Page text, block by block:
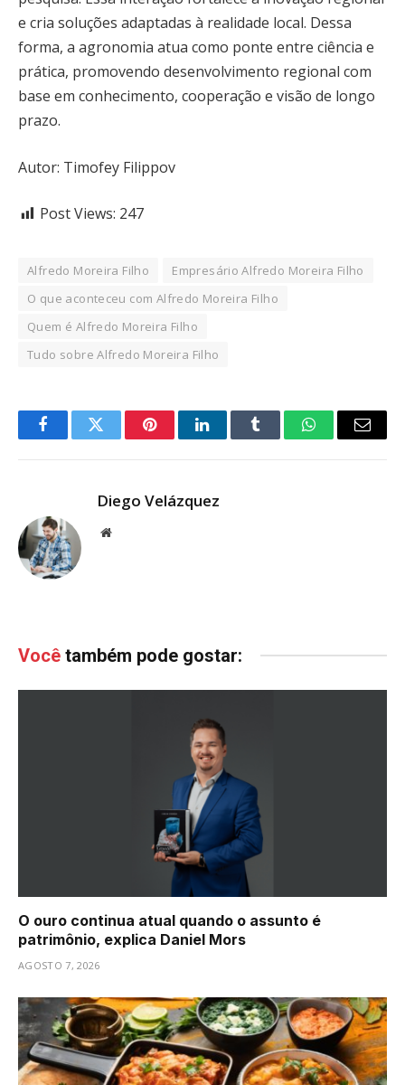
e cria soluções adaptadas à realidade local. Dessa
forma, a agronomia atua como ponte entre ciência e
prática, promovendo desenvolvimento regional com
base em conhecimento, cooperação e visão de longo
prazo.
Autor: Timofey Filippov
Post Views: 247
Alfredo Moreira Filho
Empresário Alfredo Moreira Filho
O que aconteceu com Alfredo Moreira Filho
Quem é Alfredo Moreira Filho
Tudo sobre Alfredo Moreira Filho
FacebookTwitter PinterestLinkedInTumblr WhatsAppEmail
Diego Velázquez
Website
Você também pode gostar:
O ouro continua atual quando o assunto é
patrimônio, explica Daniel Mors
AGOSTO 7, 2026